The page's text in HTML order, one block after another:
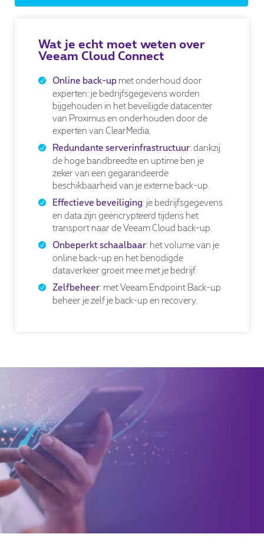
Wat je echt moet weten over
Veeam Cloud Connect
Online back-up met onderhoud door
experten: je bedrijfsgegevens worden
bijgehouden in het beveiligde datacenter
van Proximus en onderhouden door de
experten van ClearMedia.
Redundante serverinfrastructuur: dankzij
de hoge bandbreedte en uptime ben je
zeker van een gegarandeerde
beschikbaarheid van je externe back-up.
Effectieve beveiliging: je bedrijfsgegevens
en data zijn geëncrypteerd tijdens het
transport naar de Veeam Cloud back-up.
Onbeperkt schaalbaar: het volume van je
online back-up en het benodigde
dataverkeer groeit mee met je bedrijf.
Zelfbeheer: met Veeam Endpoint Back-up
beheer je zelf je back-up en recovery.